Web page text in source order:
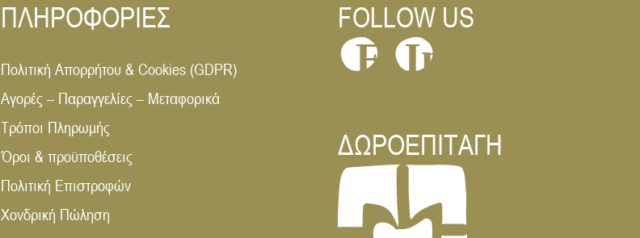
ΠΛΗΡΟΦΟΡΙΕΣ
Πολιτική Απορρήτου & Cookies (GDPR)
Αγορές – Παραγγελίες – Μεταφορικά
Τρόποι Πληρωμής
Όροι & προϋποθέσεις
Πολιτική Επιστροφών
Χονδρική Πώληση
FOLLOW US
F In
ΔΩΡΟΕΠΙΤΑΓΗ